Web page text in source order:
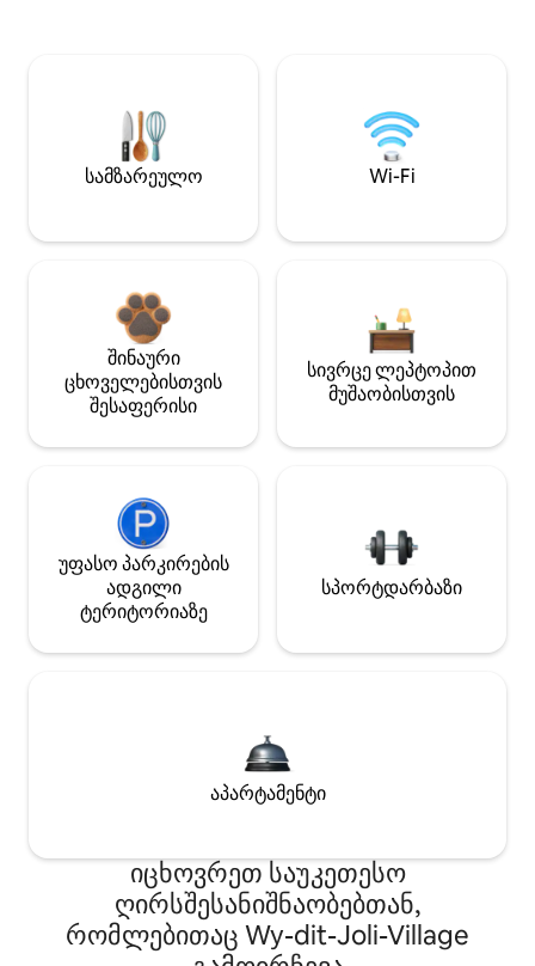
სამზარეულო Wi-Fi
შინაური
ცხოველებისთვის
შესაფერისი
სივრცე ლეპტოპით
მუშაობისთვის
უფასო პარკირების
ადგილი
ტერიტორიაზე
სპორტდარბაზი
აპარტამენტი
იცხოვრეთ საუკეთესო
ღირსშესანიშნაობებთან,
რომლებითაც Wy-dit-Joli-Village